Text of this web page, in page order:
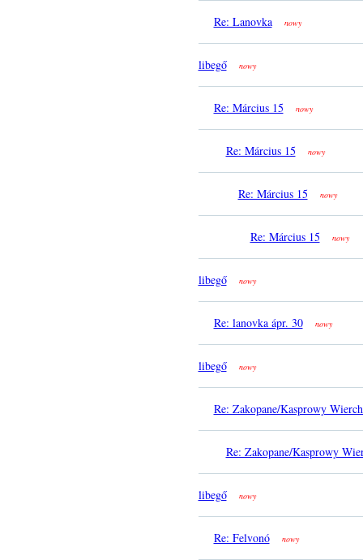
Re: Lanovka nowy
libegő nowy
Re: Március 15 nowy
Re: Március 15 nowy
Re: Március 15 nowy
Re: Március 15 nowy
libegő nowy
Re: lanovka ápr. 30 nowy
libegő nowy
Re: Zakopane/Kasprowy
Re: Zakopane/Kasprowy
libegő nowy
Re: Felvonó nowy